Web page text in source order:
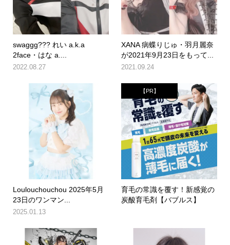
swaggg??? れい a.k.a
2face・はな a....
2022.08.27
XANA 病蝶りじゅ・羽月麗奈
が2021年9月23日をもって...
2021.09.24
Loulouchouchou 2025年5月
23日のワンマン...
2025.01.13
【PR】
育毛の常識を覆す！新感覚の
炭酸育毛剤【バブルス】